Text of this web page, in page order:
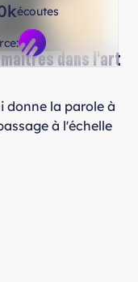
écoutes
dans l'art
donne la parole à
à l'échelle